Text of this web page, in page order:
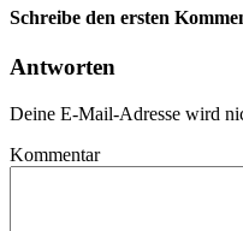
Schreibe den ersten
Antworten
Deine E-Mail-Adresse wird
Kommentar